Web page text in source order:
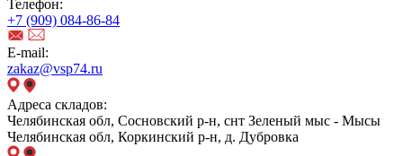
Телефон:
+7 (909) 084-86-84
E-mail:
zakaz@vsp74.ru
Адреса складов:
Челябинская обл, Сосновский р-н, снт Зеленый мыс - Мысы
Челябинская обл, Коркинский р-н, д. Дубровка